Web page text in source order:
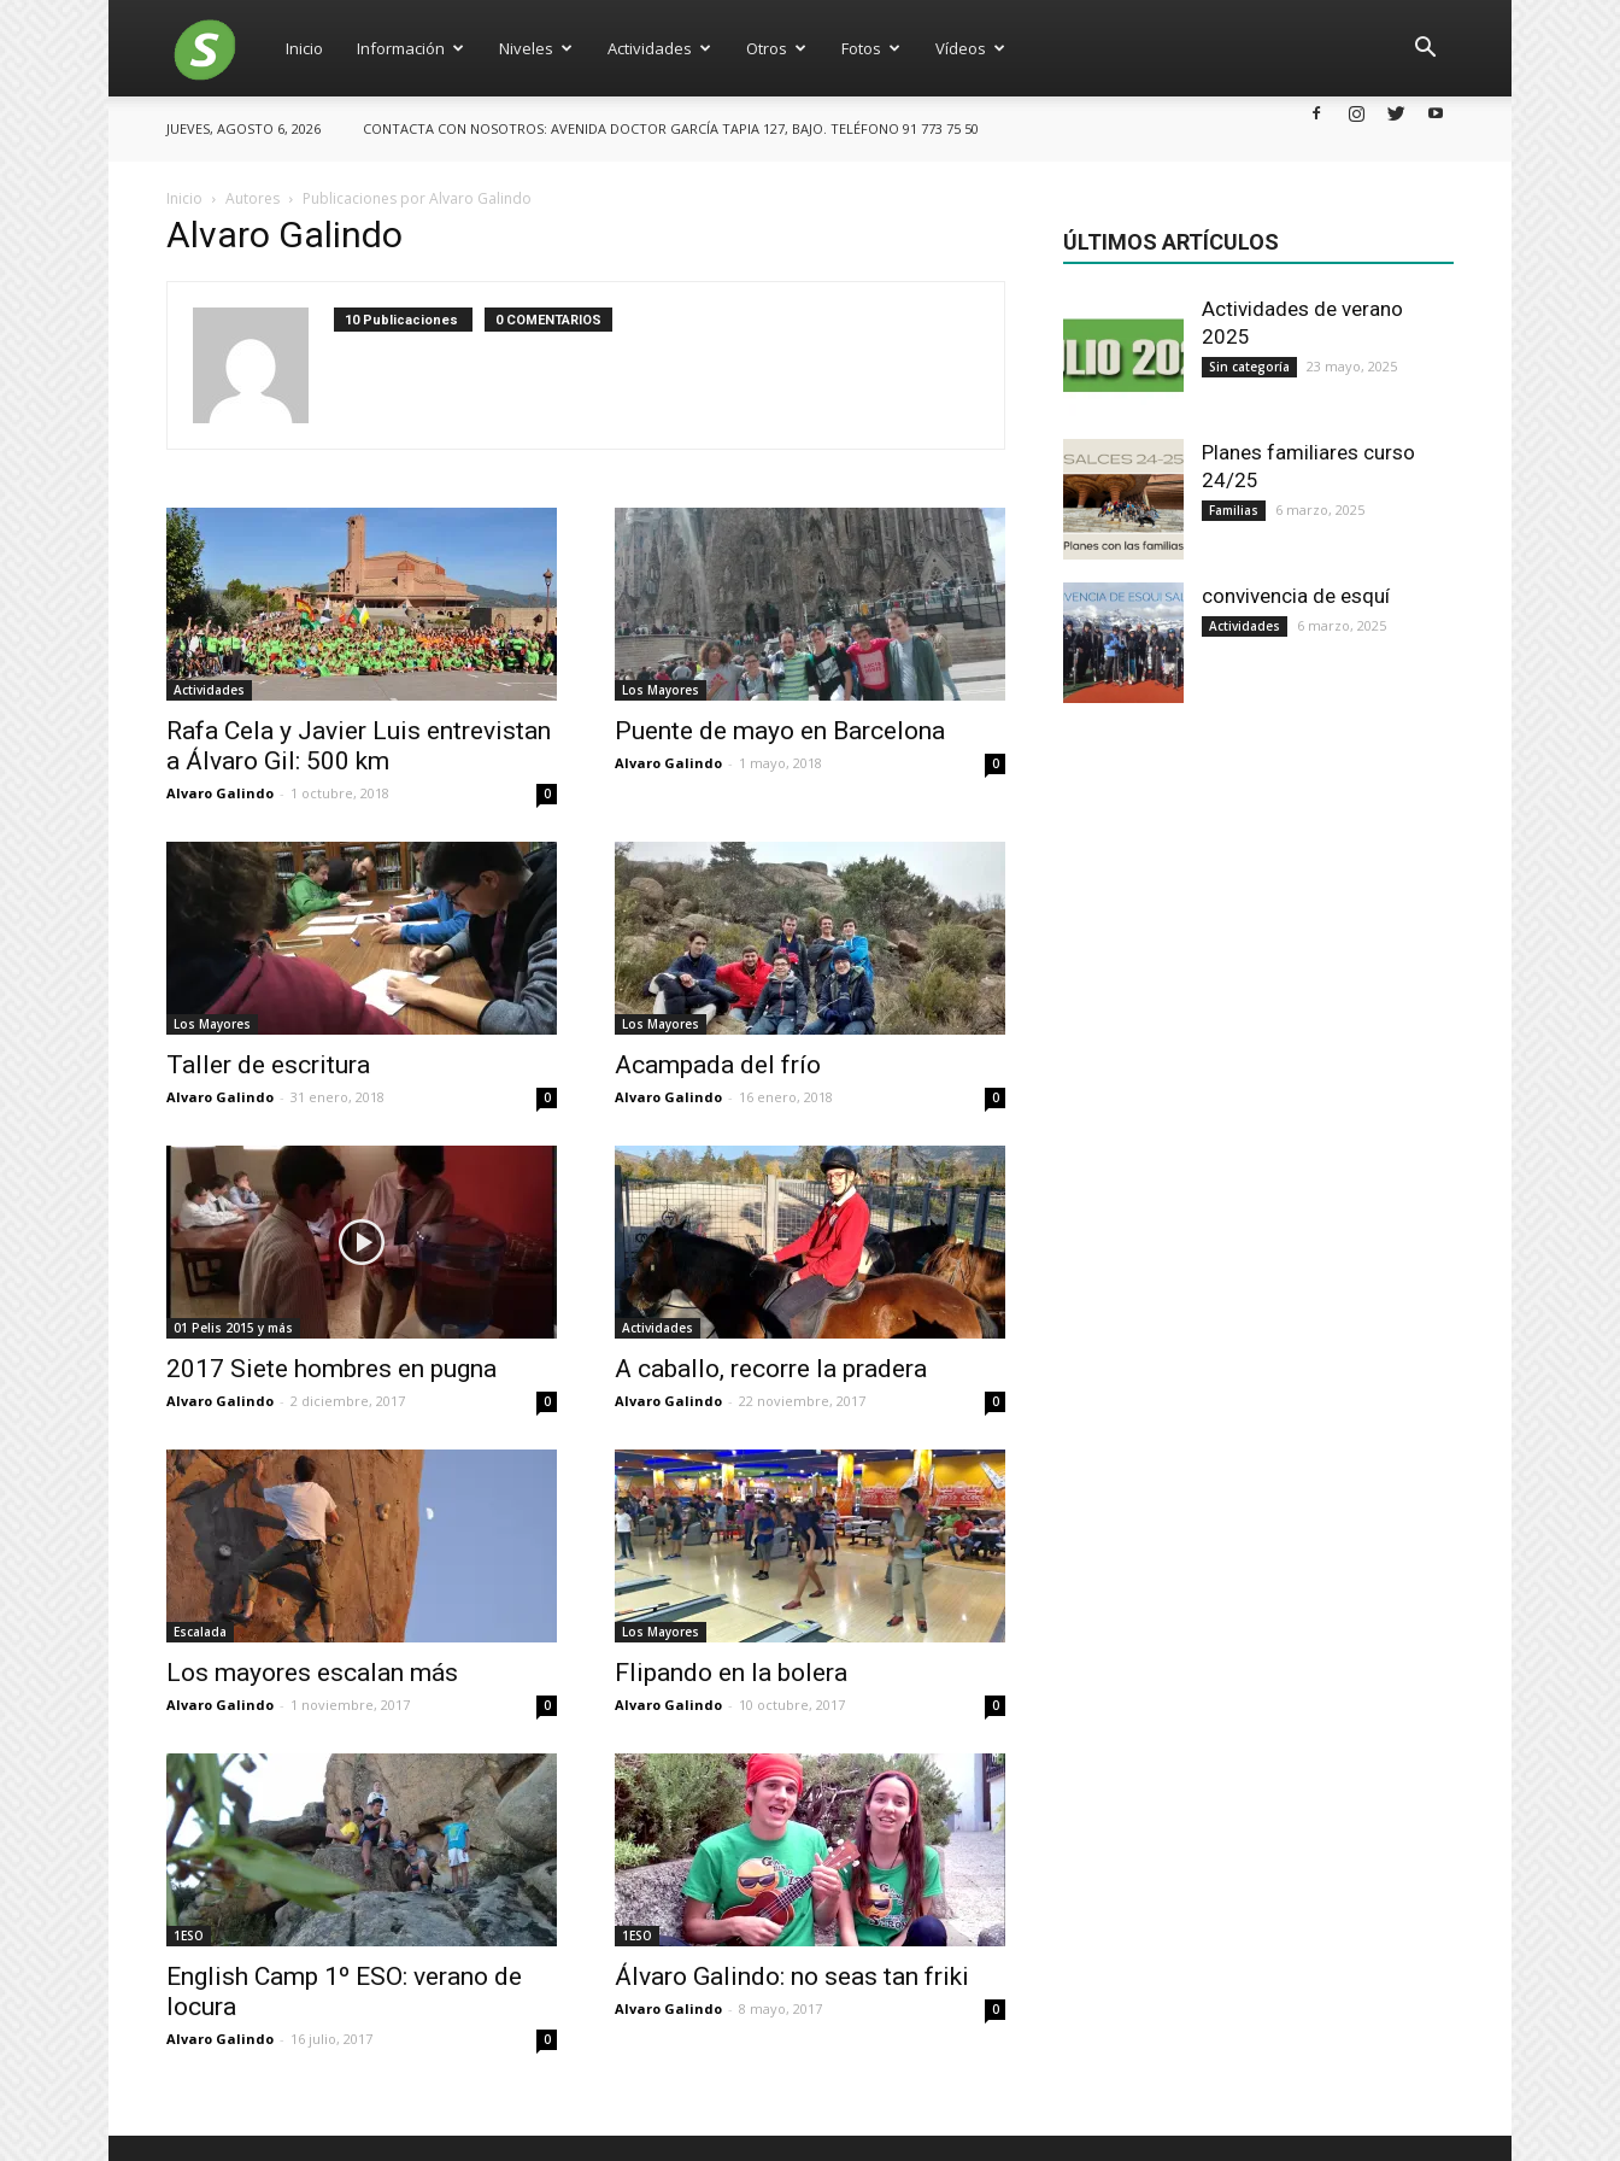
Salces
Inicio Información Niveles Actividades Otros Fotos Vídeos
JUEVES, AGOSTO 6, 2026 CONTACTA CON NOSOTROS: AVENIDA DOCTOR GARCÍA TAPIA 127, BAJO. TELÉFONO 91 773 75 50
Inicio Autores Publicaciones por Alvaro Galindo
Alvaro Galindo
10 Publicaciones 0 COMENTARIOS
Actividades
Rafa Cela y Javier Luis entrevistan
a Álvaro Gil: 500 km
Alvaro Galindo - 1 octubre, 2018 0
Los Mayores
Puente de mayo en Barcelona
Alvaro Galindo - 1 mayo, 2018 0
Los Mayores
Taller de escritura
Alvaro Galindo - 31 enero, 2018 0
Los Mayores
Acampada del frío
Alvaro Galindo - 16 enero, 2018 0
01 Pelis 2015 y más
2017 Siete hombres en pugna
Alvaro Galindo - 2 diciembre, 2017 0
Actividades
A caballo, recorre la pradera
Alvaro Galindo - 22 noviembre, 2017 0
Escalada
Los mayores escalan más
Alvaro Galindo - 1 noviembre, 2017 0
Los Mayores
Flipando en la bolera
Alvaro Galindo - 10 octubre, 2017 0
1ESO
English Camp 1º ESO: verano de
locura
Alvaro Galindo - 16 julio, 2017 0
1ESO
Álvaro Galindo: no seas tan friki
Alvaro Galindo - 8 mayo, 2017 0
ÚLTIMOS ARTÍCULOS
Actividades de verano
2025
Sin categoría 23 mayo, 2025
Planes familiares curso
24/25
Familias 6 marzo, 2025
convivencia de esquí
Actividades 6 marzo, 2025